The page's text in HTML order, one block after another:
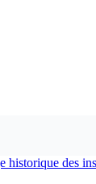
historique des